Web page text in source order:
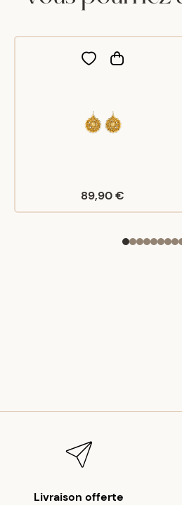
89,90 €
Livraison offerte